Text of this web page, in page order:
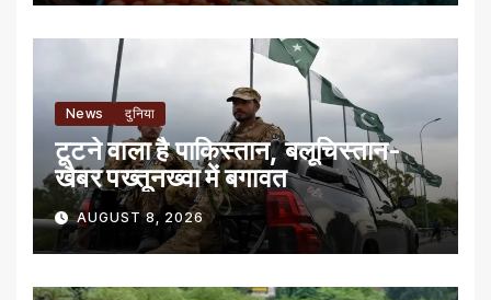
News दुनिया
टूटने वाला है पाकिस्तान, बलूचिस्तान-
खैबर पख्तूनख्वा में बगावत
AUGUST 8, 2026